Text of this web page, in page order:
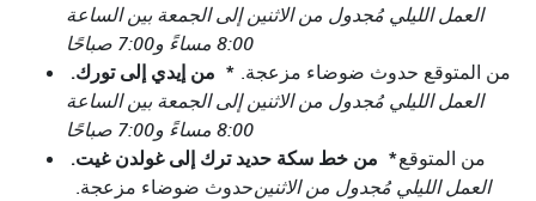
العمل الليلي مُجدول من الاثنين إلى الجمعة بين الساعة
8:00 مساءً و7:00 صباحًا
من إيدي إلى تورك. * من المتوقع حدوث ضوضاء مزعجة.
العمل الليلي مُجدول من الاثنين إلى الجمعة بين الساعة
8:00 مساءً و7:00 صباحًا
من خط سكة حديد ترك إلى غولدن غيت. *من المتوقع
حدوث ضوضاء مزعجة.العمل الليلي مُجدول من الاثنين